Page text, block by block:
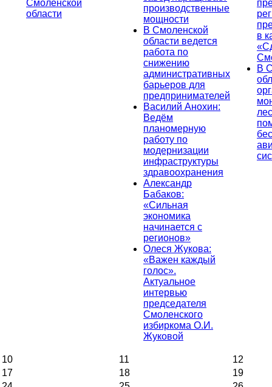
Смоленской
области
производственные
мощности
В Смоленской
области ведется
работа по
снижению
административных
барьеров для
предпринимателей
Василий Анохин:
Ведём
планомерную
работу по
модернизации
инфраструктуры
здравоохранения
Александр
Бабаков:
«Сильная
экономика
начинается с
регионов»
Олеся Жукова:
«Важен каждый
голос».
Актуальное
интервью
председателя
Смоленского
избиркома О.И.
Жуковой
в
В
10 11
12
17
18
19